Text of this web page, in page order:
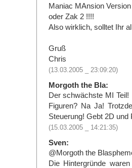
Maniac MAnsion
oder Zak 2 !!!!
Also wirklich, solltet Ihr
Gruß
Chris
(13.03.2005 _ 23:09:20)
Morgoth the Bla:
Der schwächste MI
Figuren? Na Ja!
Steuerung! Gebt 2D
(15.03.2005 _ 14:21:35)
Sven:
@Morgoth the
Die Hintergründe